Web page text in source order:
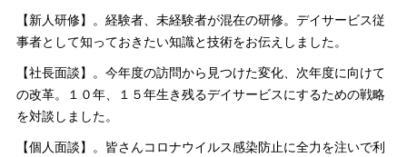
【新人研修】。経験者、未経験者が混在の研修。デイサービス従
事者として知っておきたい知識と技術をお伝えしました。
【社長面談】。今年度の訪問から見つけた変化、次年度に向けて
の改革。１０年、１５年生き残るデイサービスにするための戦略
を対談しました。
【個人面談】。皆さんコロナウイルス感染防止に全力を注いで利